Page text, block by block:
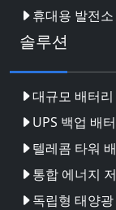
휴대용 발전소
솔루션
대규모 배터
UPS 백업 배
텔레콤 타워
통합 에너지
독립형 태양